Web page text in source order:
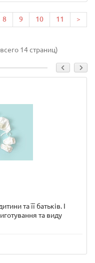
8 9 10 11
>
14 страниц)
та її батьків. І
та виду